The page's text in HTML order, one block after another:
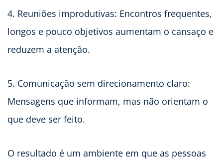
4. Reuniões improdutivas: Encontros frequentes,
longos e pouco objetivos aumentam o cansaço e
reduzem a atenção.
5. Comunicação sem direcionamento claro:
Mensagens que informam, mas não orientam o
que deve ser feito.
O resultado é um ambiente em que as pessoas